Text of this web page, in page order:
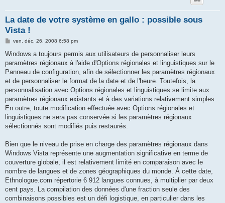
La date de votre système en gallo : possible sous
Vista !
M
s
a
g
ven. déc. 26, 2008 6:58 pm
Windows a toujours permis aux utilisateurs de personnaliser leurs
paramètres régionaux à l'aide d'Options régionales et linguistiques sur le
Panneau de configuration, afin de sélectionner les paramètres régionaux
et de personnaliser le format de la date et de l'heure. Toutefois, la
personnalisation avec Options régionales et linguistiques se limite aux
paramètres régionaux existants et à des variations relativement simples.
En outre, toute modification effectuée avec Options régionales et
linguistiques ne sera pas conservée si les paramètres régionaux
sélectionnés sont modifiés puis restaurés.
Bien que le niveau de prise en charge des paramètres régionaux dans
Windows Vista représente une augmentation significative en terme de
couverture globale, il est relativement limité en comparaison avec le
nombre de langues et de zones géographiques du monde. À cette date,
Ethnologue.com répertorie 6 912 langues connues, à multiplier par deux
cent pays. La compilation des données d'une fraction seule des
combinaisons possibles est un défi logistique, en particulier dans les